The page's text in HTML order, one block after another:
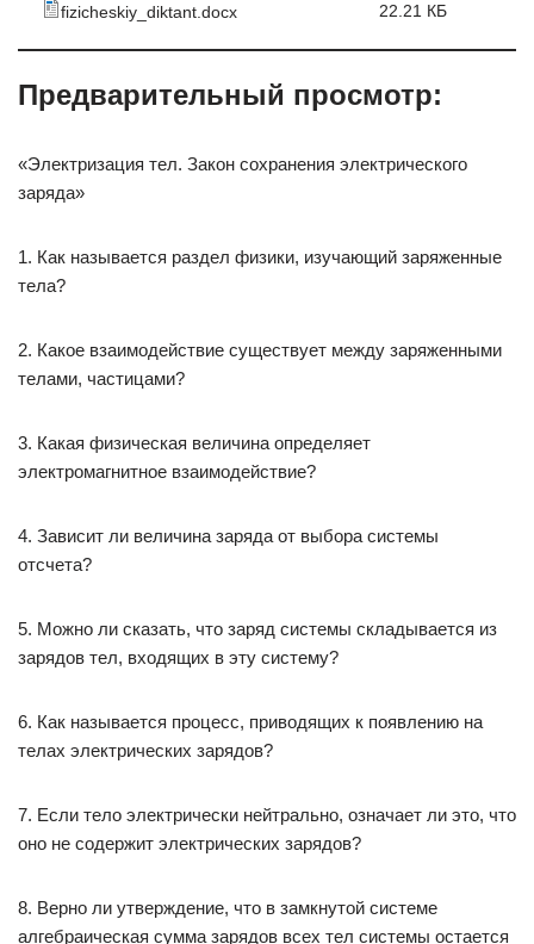
fizicheskiy_diktant.docx 22.21 КБ
Предварительный просмотр:
«Электризация тел. Закон сохранения электрического
заряда»
1. Как называется раздел физики, изучающий заряженные
тела?
2. Какое взаимодействие существует между заряженными
телами, частицами?
3. Какая физическая величина определяет
электромагнитное взаимодействие?
4. Зависит ли величина заряда от выбора системы
отсчета?
5. Можно ли сказать, что заряд системы складывается из
зарядов тел, входящих в эту систему?
6. Как называется процесс, приводящих к появлению на
телах электрических зарядов?
7. Если тело электрически нейтрально, означает ли это, что
оно не содержит электрических зарядов?
8. Верно ли утверждение, что в замкнутой системе
алгебраическая сумма зарядов всех тел системы остается